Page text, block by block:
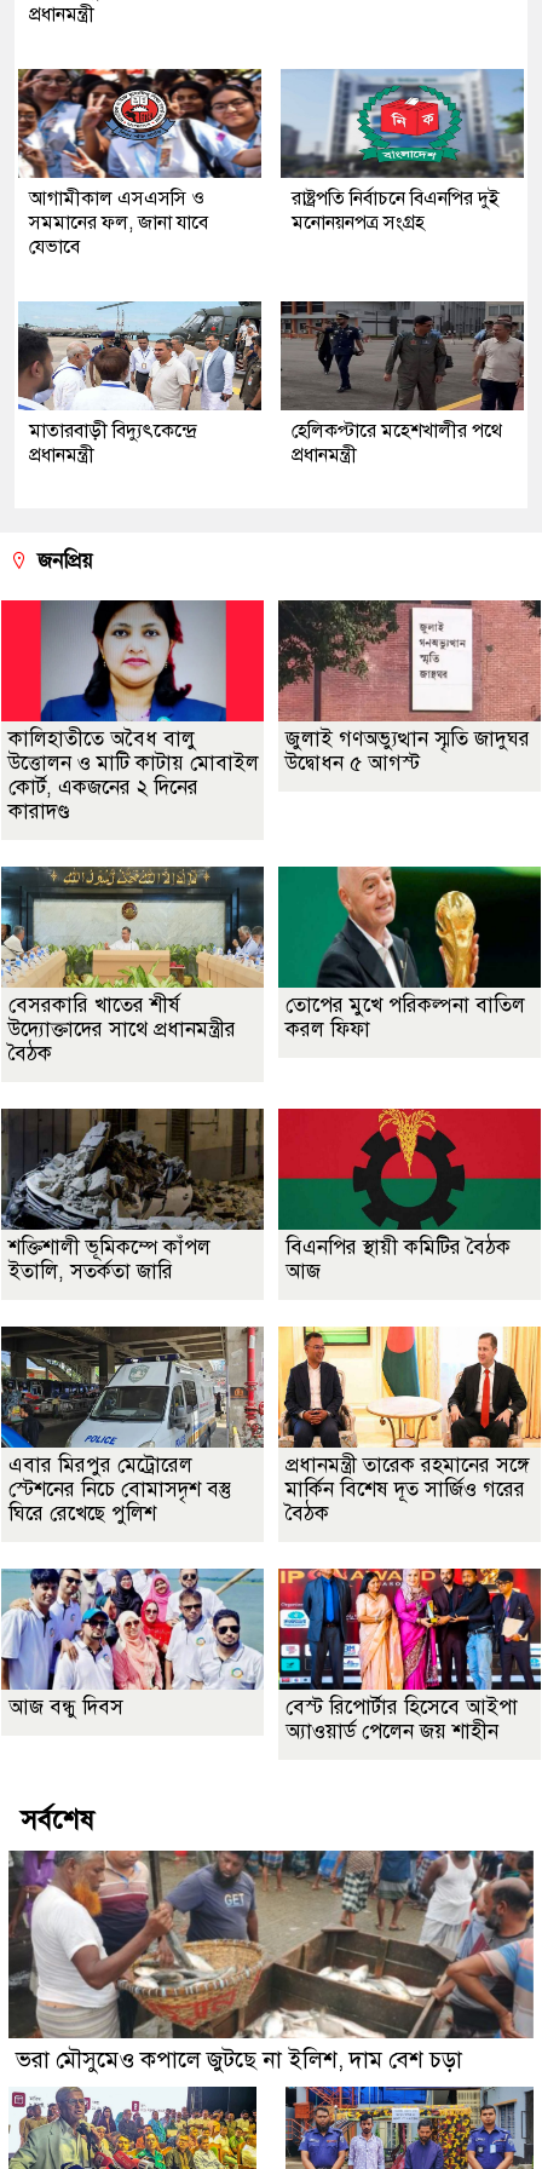
প্রধানমন্ত্রী
আগামীকাল এসএসসি ও
সমমানের ফল, জানা যাবে
যেভাবে
রাষ্ট্রপতি নির্বাচনে বিএনপির দুই
মনোনয়নপত্র সংগ্রহ
মাতারবাড়ী বিদ্যুৎকেন্দ্রে
প্রধানমন্ত্রী
হেলিকপ্টারে মহেশখালীর পথে
প্রধানমন্ত্রী
জনপ্রিয়
কালিহাতীতে অবৈধ বালু
উত্তোলন ও মাটি কাটায় মোবাইল
কোর্ট, একজনের ২ দিনের
কারাদণ্ড
জুলাই গণঅভ্যুত্থান স্মৃতি জাদুঘর
উদ্বোধন ৫ আগস্ট
বেসরকারি খাতের শীর্ষ
উদ্যোক্তাদের সাথে প্রধানমন্ত্রীর
বৈঠক
তোপের মুখে পরিকল্পনা বাতিল
করল ফিফা
শক্তিশালী ভূমিকম্পে কাঁপল
ইতালি, সতর্কতা জারি
বিএনপির স্থায়ী কমিটির বৈঠক
আজ
এবার মিরপুর মেট্রোরেল
স্টেশনের নিচে বোমাসদৃশ বস্তু
ঘিরে রেখেছে পুলিশ
প্রধানমন্ত্রী তারেক রহমানের সঙ্গে
মার্কিন বিশেষ দূত সার্জিও গরের
বৈঠক
আজ বন্ধু দিবস
বেস্ট রিপোর্টার হিসেবে আইপা
অ্যাওয়ার্ড পেলেন জয় শাহীন
সর্বশেষ
ভরা মৌসুমেও কপালে জুটছে না ইলিশ, দাম বেশ চড়া